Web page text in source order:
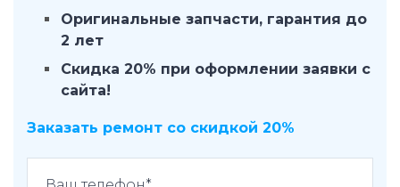
Оригинальные запчасти, гарантия до
2 лет
Скидка 20% при оформлении заявки с
сайта!
Заказать ремонт со скидкой 20%